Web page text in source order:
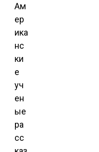
Ам
ер
ика
нс
ки
е
уч
ен
ые
ра
сс